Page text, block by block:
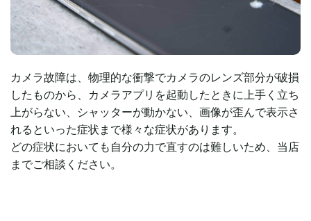
カメラ故障は、物理的な衝撃でカメラのレンズ部分が破損
したものから、カメラアプリを起動したときに上手く立ち
上がらない、シャッターが動かない、画像が歪んで表示さ
れるといった症状まで様々な症状があります。
どの症状においても自分の力で直すのは難しいため、当店
までご相談ください。